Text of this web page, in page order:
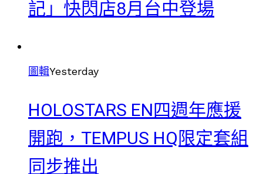
記」快閃店8月台中登場
圖輯Yesterday
HOLOSTARS EN四週年應援
開跑，TEMPUS HQ限定套組
同步推出